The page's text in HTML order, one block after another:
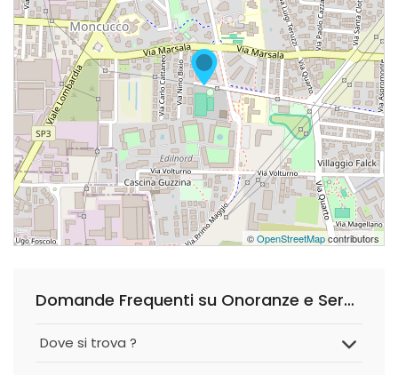
©OpenStreetMapcontributors
Domande Frequenti su Onoranze e Servizi Funebri Nava Giuseppe
Dove si trova ?